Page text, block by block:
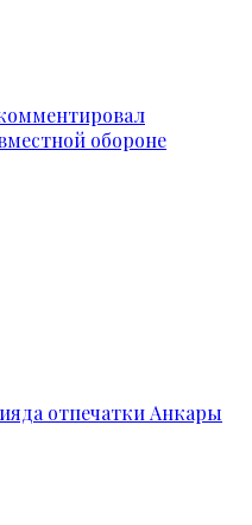
обороне
отпечатки Анкары